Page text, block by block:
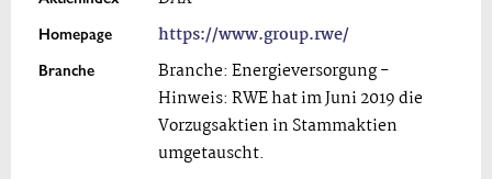
Homepage https://www.group.rwe/
Branche
Branche: Energieversorgung -
Hinweis: RWE hat im Juni 2019 die
Vorzugsaktien in Stammaktien
umgetauscht.